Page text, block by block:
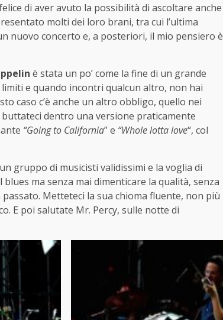
di aver avuto la possibilità di ascoltare anche
molti dei loro brani, tra cui l’ultima
nuovo concerto e, a posteriori, il mio pensiero è
è stata un po’ come la fine di un grande
e quando incontri qualcun altro, non hai
caso c’è anche un altro obbligo, quello nei
buttateci dentro una versione praticamente
“Going to California” e “Whole lotta love“, col
gruppo di musicisti validissimi e la voglia di
ma senza mai dimenticare la qualità, senza
Metteteci la sua chioma fluente, non più
E poi salutate Mr. Percy, sulle notte di